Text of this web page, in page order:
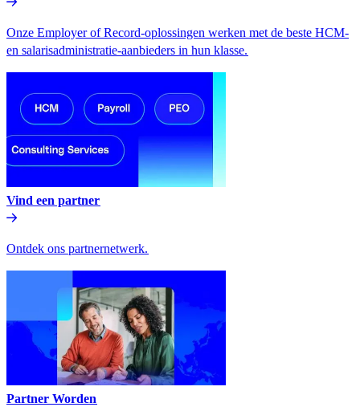
Onze Employer of Record-oplossingen werken met de beste HCM-
en salarisadministratie-aanbieders in hun klasse.​​
Vind een partner​​
Ontdek ons partnernetwerk.​​
Partner Worden​​